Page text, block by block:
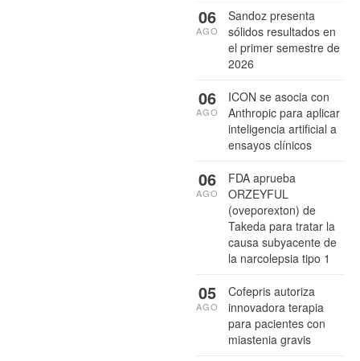
Sandoz presenta
sólidos resultados en
el primer semestre de
2026
06
AGO
ICON se asocia con
Anthropic para aplicar
inteligencia artificial a
ensayos clínicos
06
AGO
FDA aprueba
ORZEYFUL
(oveporexton) de
Takeda para tratar la
causa subyacente de
la narcolepsia tipo 1
06
AGO
Cofepris autoriza
innovadora terapia
para pacientes con
miastenia gravis
05
AGO